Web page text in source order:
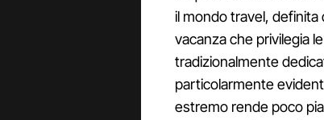
il mondo travel, definita
vacanza che privilegia
tradizionalmente
particolarmente
estremo rende poco